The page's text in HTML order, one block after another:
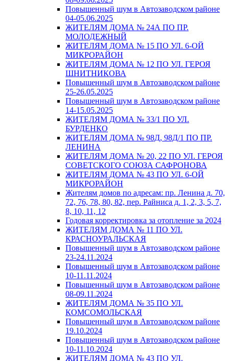
Повышенный шум в Автозаводском районе
04-05.06.2025
ЖИТЕЛЯМ ДОМА № 24А ПО ПР.
МОЛОДЕЖНЫЙ
ЖИТЕЛЯМ ДОМА № 15 ПО УЛ. 6-ОЙ
МИКРОРАЙОН
ЖИТЕЛЯМ ДОМА № 12 ПО УЛ. ГЕРОЯ
ШНИТНИКОВА
Повышенный шум в Автозаводском районе
25-26.05.2025
Повышенный шум в Автозаводском районе
14-15.05.2025
ЖИТЕЛЯМ ДОМА № 33/1 ПО УЛ.
БУРДЕНКО
ЖИТЕЛЯМ ДОМА № 98Д, 98Д/1 ПО ПР.
ЛЕНИНА
ЖИТЕЛЯМ ДОМА № 20, 22 ПО УЛ. ГЕРОЯ
СОВЕТСКОГО СОЮЗА САФРОНОВА
ЖИТЕЛЯМ ДОМА № 43 ПО УЛ. 6-ОЙ
МИКРОРАЙОН
Жителям домов по адресам: пр. Ленина д. 70,
72, 76, 78, 80, 82, пер. Райниса д. 1, 2, 3, 5, 7,
8, 10, 11, 12
Годовая корректировка за отопление за 2024
ЖИТЕЛЯМ ДОМА № 11 ПО УЛ.
КРАСНОУРАЛЬСКАЯ
Повышенный шум в Автозаводском районе
23-24.11.2024
Повышенный шум в Автозаводском районе
10-11.11.2024
Повышенный шум в Автозаводском районе
08-09.11.2024
ЖИТЕЛЯМ ДОМА № 35 ПО УЛ.
КОМСОМОЛЬСКАЯ
Повышенный шум в Автозаводском районе
19.10.2024
Повышенный шум в Автозаводском районе
10-11.10.2024
ЖИТЕЛЯМ ДОМА № 43 ПО УЛ.